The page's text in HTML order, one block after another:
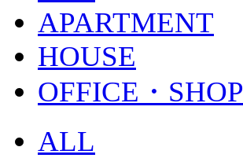
APARTMENT
HOUSE
OFFICE・SHOP
ALL